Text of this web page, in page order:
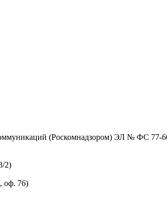
(Роскомнадзором) ЭЛ № ФС 77-
2)
оф. 76)